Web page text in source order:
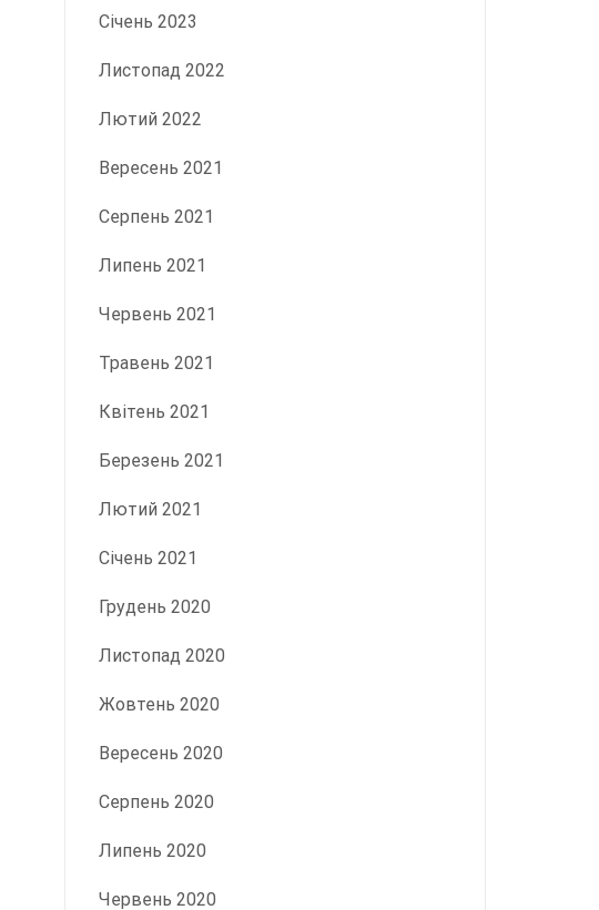
Січень 2023
Листопад 2022
Лютий 2022
Вересень 2021
Серпень 2021
Липень 2021
Червень 2021
Травень 2021
Квітень 2021
Березень 2021
Лютий 2021
Січень 2021
Грудень 2020
Листопад 2020
Жовтень 2020
Вересень 2020
Серпень 2020
Липень 2020
Червень 2020